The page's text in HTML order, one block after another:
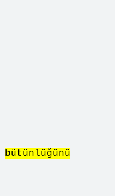
bütünlüğünü